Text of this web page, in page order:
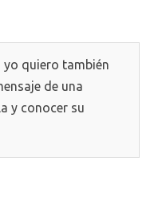
quiero también
de una
y conocer su